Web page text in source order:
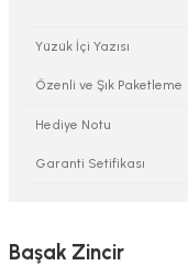
Yüzük İçi Yazısı
Özenli ve Şık Paketleme
Hediye Notu
Garanti Setifikası
Başak Zincir